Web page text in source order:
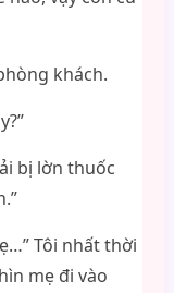
khách.
bị lờn thuốc
Tôi nhất thời
mẹ đi vào